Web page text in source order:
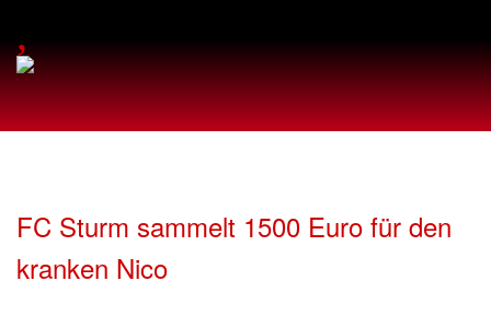
,
FC Sturm sammelt 1500 Euro für den
kranken Nico